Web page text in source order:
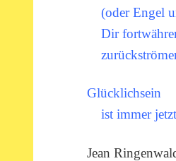
(oder Engel
Dir
Glücklichsein
ist immer
Jean